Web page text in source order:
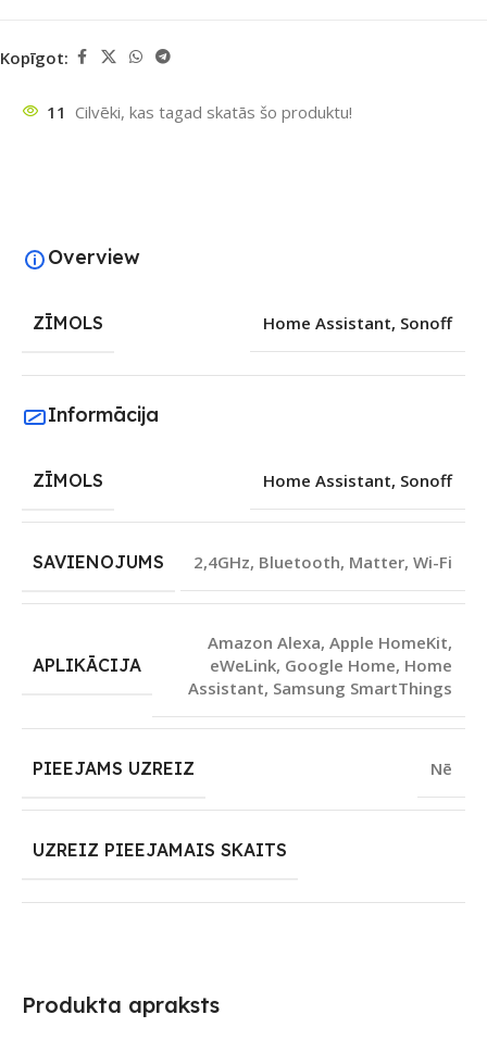
Kopīgot:
11 Cilvēki, kas tagad skatās šo produktu!
Produkta apraksts
Overview
ZĪMOLS Home Assistant, Sonoff
Informācija
ZĪMOLS Home Assistant, Sonoff
SAVIENOJUMS 2,4GHz, Bluetooth, Matter, Wi-Fi
APLIKĀCIJA
Amazon Alexa, Apple HomeKit,
eWeLink, Google Home, Home
Assistant, Samsung SmartThings
PIEEJAMS UZREIZ Nē
UZREIZ PIEEJAMAIS SKAITS